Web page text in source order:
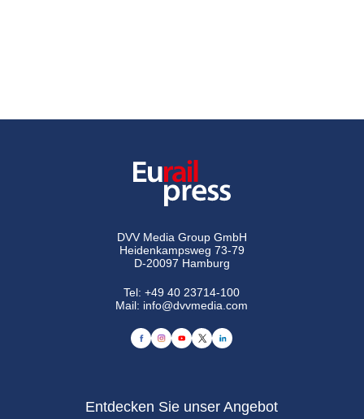
DVV Media Group GmbH
Heidenkampsweg 73-79
D-20097 Hamburg
Tel:+49 40 23714-100
Mail: info@dvvmedia.com
Entdecken Sie unser Angebot